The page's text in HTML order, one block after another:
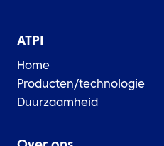
ATPI
Home
Producten/technologie
Duurzaamheid